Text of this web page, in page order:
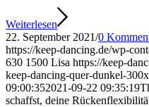
Weiterlesen
22. September 2021/0
https://keep-dancing.de/wp-
630 1500 Lisa https://keep-
keep-dancing-quer-dunkel-
09:00:352021-09-22 09:35:19
schaffst, deine